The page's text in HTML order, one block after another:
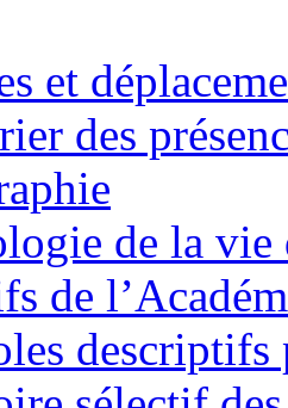
et
des
de la vie
de
descriptifs